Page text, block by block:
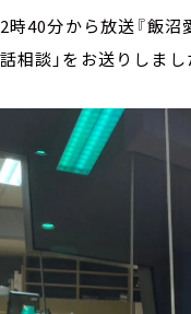
40分から放送『飯沼
相談」をお送りしまし